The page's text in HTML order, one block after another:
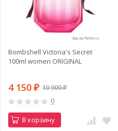
Bombshell Victoria's Secret
100ml women ORIGINAL
4 150 ₽ 10 900₽
0
В корзину